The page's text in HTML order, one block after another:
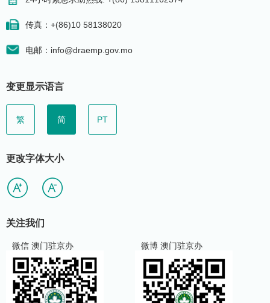
传真：+(86)10 58138020
电邮：info@draemp.gov.mo
变更显示语言
繁 简 PT
更改字体大小
关注我们
微信 澳门驻京办 微博 澳门驻京办